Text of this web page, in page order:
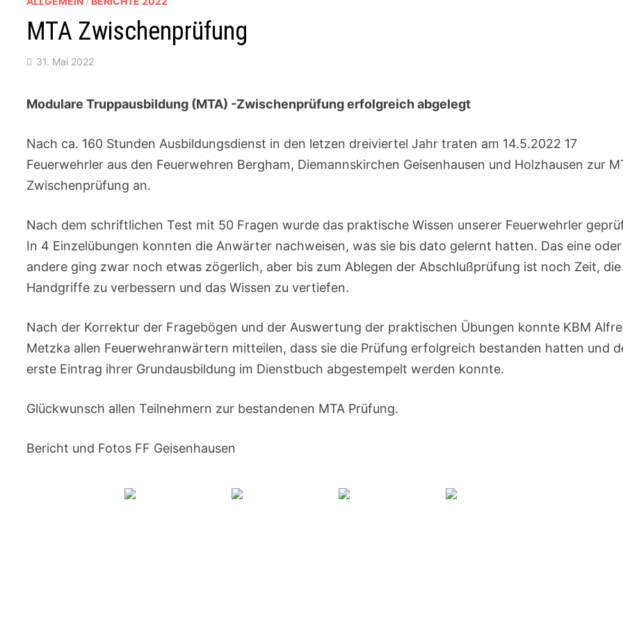
MTA Zwischenprüfung
31. Mai 2022
Modulare Truppausbildung (MTA) -Zwischenprüfung erfolgreich abgelegt
Nach ca. 160 Stunden Ausbildungsdienst in den letzen dreiviertel Jahr traten am 14.5.2022 17
Feuerwehrler aus den Feuerwehren Bergham, Diemannskirchen Geisenhausen und Holzhausen zur
Zwischenprüfung an.
Nach dem schriftlichen Test mit 50 Fragen wurde das praktische Wissen unserer Feuerwehrler
In 4 Einzelübungen konnten die Anwärter nachweisen, was sie bis dato gelernt hatten. Das eine oder
andere ging zwar noch etwas zögerlich, aber bis zum Ablegen der Abschlußprüfung ist noch Zeit, die
Handgriffe zu verbessern und das Wissen zu vertiefen.
Nach der Korrektur der Fragebögen und der Auswertung der praktischen Übungen konnte KBM
Metzka allen Feuerwehranwärtern mitteilen, dass sie die Prüfung erfolgreich bestanden hatten und
erste Eintrag ihrer Grundausbildung im Dienstbuch abgestempelt werden konnte.
Glückwunsch allen Teilnehmern zur bestandenen MTA Prüfung.
Bericht und Fotos FF Geisenhausen